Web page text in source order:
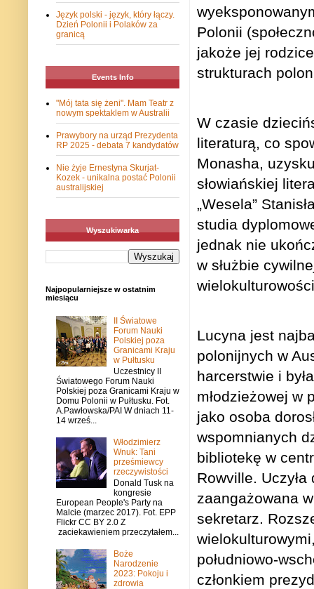
Polonii
jakoże jej
strukturach
W czasie
literaturą, co
Monasha,
słowiańskiej
„Wesela”
studia
jednak nie
w służbie
Lucyna jest
polonijnych w
harcerstwie i
młodzieżowej w
jako osoba
wspomnianych
bibliotekę w
Rowville.
zaangażowana
sekretarz.
południowo-
członkiem
Język polski - język, który łączy.
Dzień Polonii i Polaków za
granicą
Events Info
"Mój tata się żeni". Mam Teatr z
nowym spektaklem w Australii
Prawybory na urząd Prezydenta
RP 2025 - debata 7 kandydatów
Nie żyje Ernestyna Skurjat-
Kozek - unikalna postać Polonii
australijskiej
Wyszukiwarka
Najpopularniejsze w ostatnim
miesiącu
II Światowe
Forum Nauki
Polskiej poza
Granicami Kraju
w Pułtusku
Uczestnicy II
Światowego Forum Nauki
Polskiej poza Granicami Kraju w
Domu Polonii w Pułtusku. Fot.
A.Pawłowska/PAI W dniach 11-
14 wrześ...
Włodzimierz
Wnuk: Tani
prześmiewcy
rzeczywistości
Donald Tusk na
kongresie
European People's Party na
Malcie (marzec 2017). Fot. EPP
Flickr CC BY 2.0 Z
zaciekawieniem przeczytałem...
Boże
Narodzenie
2023: Pokoju i
zdrowia